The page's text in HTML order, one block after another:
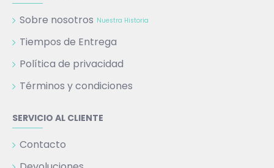
Sobre nosotros Nuestra Historia
Tiempos de Entrega
Política de privacidad
Términos y condiciones
SERVICIO AL CLIENTE
Contacto